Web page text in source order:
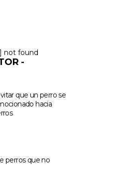
not found
-
que un perro se
hacia
perros que no